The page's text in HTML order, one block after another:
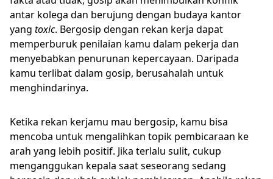
antar kolega dan berujung dengan budaya kantor
yang toxic. Bergosip dengan rekan kerja dapat
memperburuk penilaian kamu dalam pekerja dan
menyebabkan penurunan kepercayaan. Daripada
kamu terlibat dalam gosip, berusahalah untuk
menghindarinya.
Ketika rekan kerjamu mau bergosip, kamu bisa
mencoba untuk mengalihkan topik pembicaraan ke
arah yang lebih positif. Jika terlalu sulit, cukup
menganggukan kepala saat seseorang sedang